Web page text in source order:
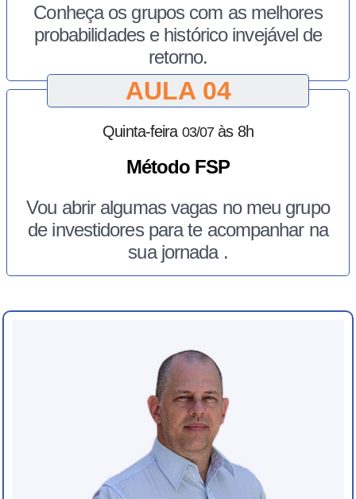
Conheça os grupos com as melhores
probabilidades e histórico invejável de
retorno.
AULA 04
Quinta-feira 03/07 às 8h
Método FSP
Vou abrir algumas vagas no meu grupo
de investidores para te acompanhar na
sua jornada .